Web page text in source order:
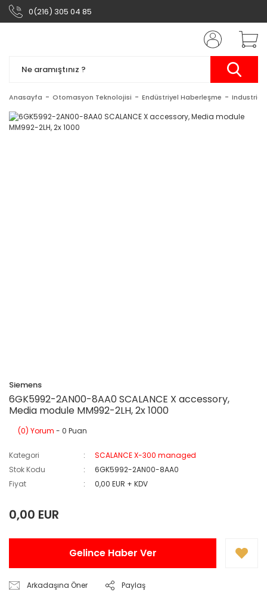
0(216) 305 04 85
Anasayfa Otomasyon Teknolojisi Endüstriyel Haberleşme Industrial
Siemens
6GK5992-2AN00-8AA0 SCALANCE X accessory,
Media module MM992-2LH, 2x 1000
(0) Yorum - 0 Puan
Kategori
SCALANCE X-300 managed
Stok Kodu
6GK5992-2AN00-8AA0
Fiyat
0,00 EUR + KDV
0,00 EUR
Gelince Haber Ver
Arkadaşına Öner Paylaş